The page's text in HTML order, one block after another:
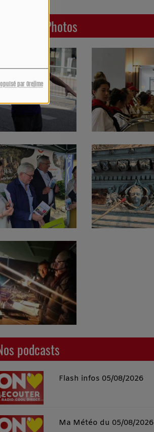
par Orejime
Dernières Photos
podcasts
Flash infos 05/08/2026
Ma Météo du 05/08/2026